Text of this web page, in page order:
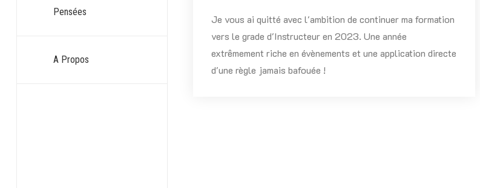
Pensées
A Propos
Je vous ai quitté avec l'ambition de continuer ma formation
vers le grade d'Instructeur en 2023. Une année
extrêmement riche en évènements et une application directe
d'une règle jamais bafouée !